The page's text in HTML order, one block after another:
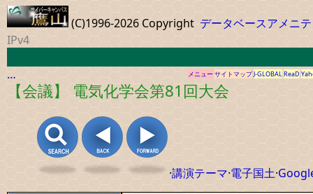
(C)1996-2026 Copyright データベースアメニ
IPv4
… メニューサイトマップJ-GLOBALReaD
【会議】 電気化学会第81回大会
·講演テーマ·電子国土·